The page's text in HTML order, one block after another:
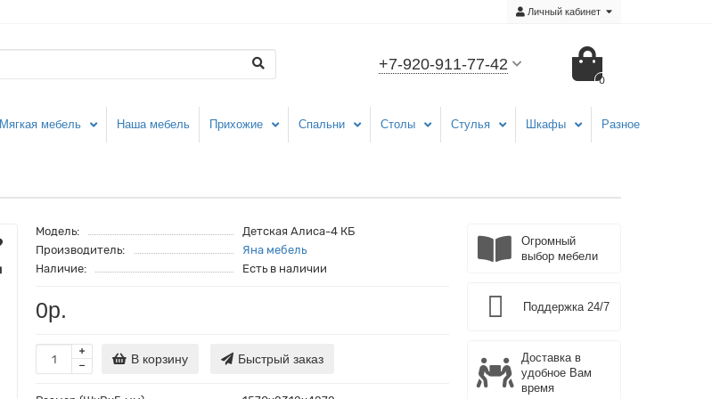
Личный кабинет
+7-920-911-77-42
0
Мягкая мебель Наша мебель Прихожие Спальни Столы Стулья Шкафы Разное
Модель:
Детская Алиса-4 КБ
Производитель:
Яна мебель
Наличие:
Есть в наличии
0р.
В корзину Быстрый заказ
Огромный
выбор мебели
Поддержка 24/7
Доставка в
удобное Вам
время